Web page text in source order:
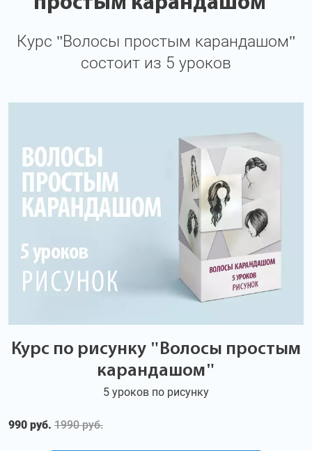
Курс "Волосы простым карандашом"
состоит из 5 уроков
Курс по рисунку "Волосы простым
карандашом"
5 уроков по рисунку
990 руб. 1990 руб.